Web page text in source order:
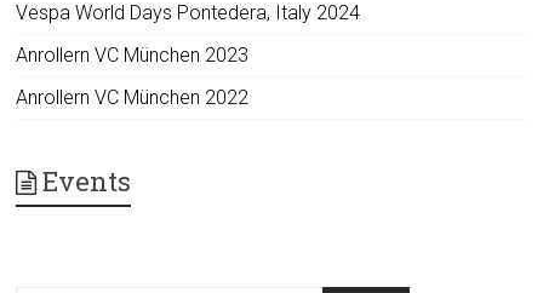
Vespa World Days Pontedera, Italy 2024
Anrollern VC München 2023
Anrollern VC München 2022
Events